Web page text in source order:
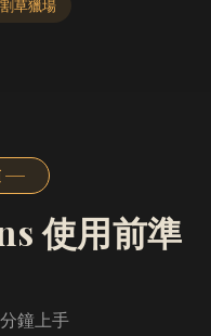
草獵場
使用前準
鐘上手